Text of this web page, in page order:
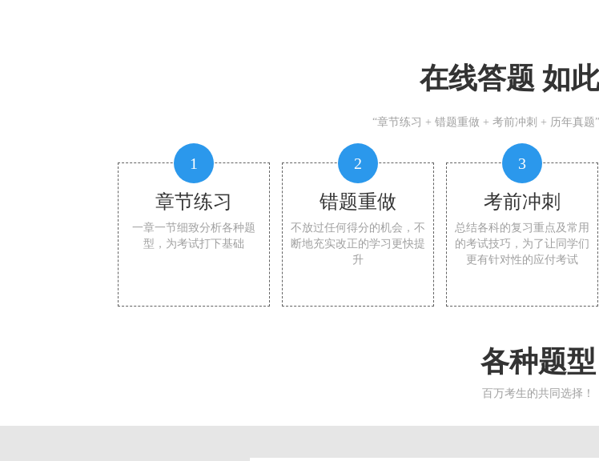
在线答题 如
“章节练习 + 错题重做 + 考前冲刺 + 历年真
1
章节练习
一章一节细致分析各种题
型，为考试打下基础
2
错题重做
不放过任何得分的机会，不
断地充实改正的学习更快提
升
3
考前冲刺
总结各科的复习重点及常用
的考试技巧，为了让同学们
更有针对性的应付考试
各种题型
百万考生的共同选择！